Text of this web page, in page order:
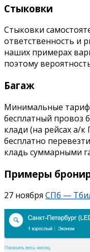
Стыковки
Стыковки
ответственность и
наших примерах
поэтому
Багаж
Минимальные
бесплатный провоз
клади (на рейсах а/
бесплатно
кладь суммарными
Примеры
27 ноября СПб —